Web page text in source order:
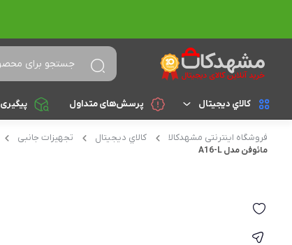
کالاي ديجيتال
لپ تاپ براساس cpu
پرسش‌های متداول
فروشگاه اینترنتی مشهدکالا کالاي ديجيتال تجهیزات جانبی
مائوفن مدل A16-L